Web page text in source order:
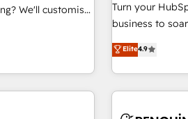
your digital
business
has helped
inbound
to your needs
we are part of
both hold
(coast to
French.
migration:
projects inc.
SAP and
Turn your
business to soar 🚀 We’re a team of
experts ready to help you. We can
into complex
got and make
website in
Elite4.9